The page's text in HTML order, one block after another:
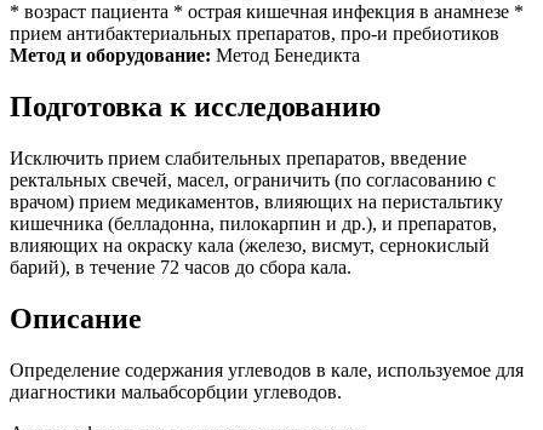
* возраст пациента * острая кишечная инфекция в анамнезе *
прием антибактериальных препаратов, про-и пребиотиков
Метод и оборудование: Метод Бенедикта
Подготовка к исследованию
Исключить прием слабительных препаратов, введение
ректальных свечей, масел, ограничить (по согласованию с
врачом) прием медикаментов, влияющих на перистальтику
кишечника (белладонна, пилокарпин и др.), и препаратов,
влияющих на окраску кала (железо, висмут, сернокислый
барий), в течение 72 часов до сбора кала.
Описание
Определение содержания углеводов в кале, используемое для
диагностики мальабсорбции углеводов.